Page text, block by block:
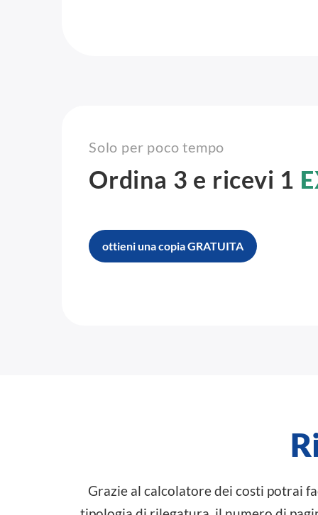
Solo per poco tempo
Ordina 3 e ricevi 1
ottieni una copia GRATUITA
Grazie al calcolatore dei costi potrai